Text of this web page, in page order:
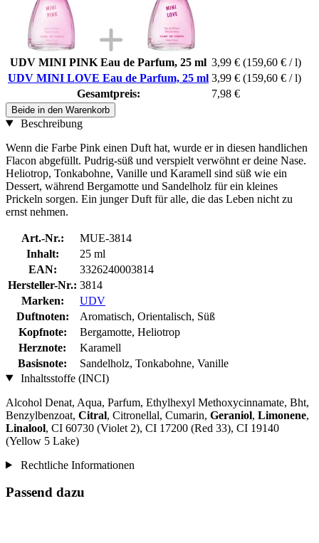
UDV MINI PINK Eau de Parfum, 25 ml 3,99 € (159,60 € / l)
UDV MINI LOVE Eau de Parfum, 25 ml 3,99 € (159,60 € / l)
Gesamtpreis:
7,98 €
Beide in den Warenkorb
Beschreibung
Wenn die Farbe Pink einen Duft hat, wurde er in diesen handlichen
Flacon abgefüllt. Pudrig-süß und verspielt verwöhnt er deine Nase.
Heliotrop, Tonkabohne, Vanille und Karamell sind süß wie ein
Dessert, während Bergamotte und Sandelholz für ein kleines
Prickeln sorgen. Ein junger Duft für alle, die das Leben nicht zu
ernst nehmen.
Art.-Nr.:
MUE-3814
Inhalt:
25 ml
EAN:
3326240003814
Hersteller-Nr.: 3814
Marken:
UDV
Duftnoten:
Aromatisch, Orientalisch, Süß
Kopfnote:
Bergamotte, Heliotrop
Herznote:
Karamell
Basisnote:
Sandelholz, Tonkabohne, Vanille
Inhaltsstoffe (INCI)
Alcohol Denat, Aqua, Parfum, Ethylhexyl Methoxycinnamate, Bht,
Benzylbenzoat, Citral, Citronellal, Cumarin, Geraniol, Limonene,
Linalool, CI 60730 (Violet 2), CI 17200 (Red 33), CI 19140
(Yellow 5 Lake)
Rechtliche Informationen
Passend dazu